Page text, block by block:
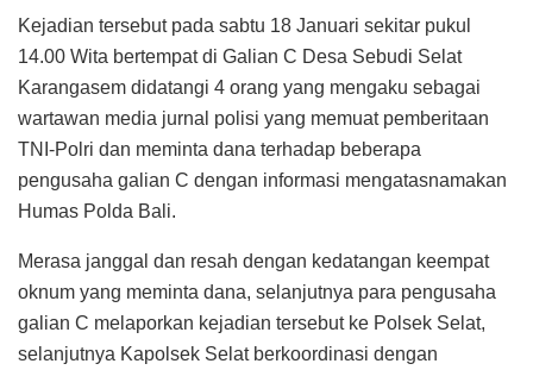
Kejadian tersebut pada sabtu 18 Januari sekitar pukul
14.00 Wita bertempat di Galian C Desa Sebudi Selat
Karangasem didatangi 4 orang yang mengaku sebagai
wartawan media jurnal polisi yang memuat pemberitaan
TNI-Polri dan meminta dana terhadap beberapa
pengusaha galian C dengan informasi mengatasnamakan
Humas Polda Bali.
Merasa janggal dan resah dengan kedatangan keempat
oknum yang meminta dana, selanjutnya para pengusaha
galian C melaporkan kejadian tersebut ke Polsek Selat,
selanjutnya Kapolsek Selat berkoordinasi dengan